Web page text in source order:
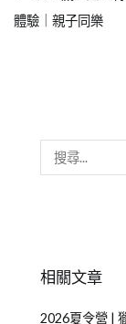
體驗｜親子同樂
相關文章
2026夏令營 |